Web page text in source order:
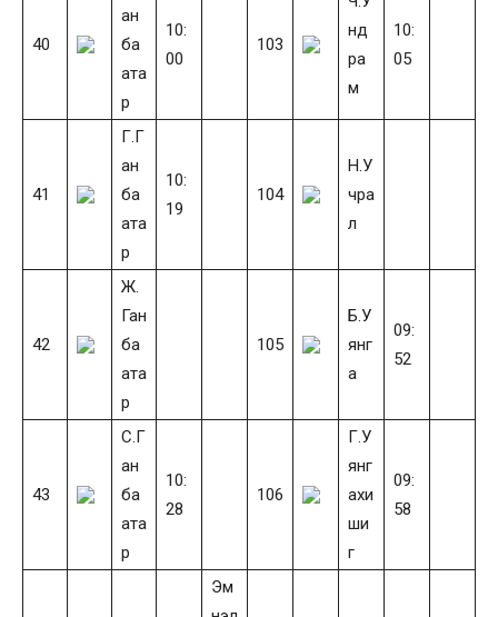
40
ан
ба
ата
р
10:
00
103
нд
ра
м
10:
05
41
Г.Г
ан
ба
ата
р
10:
19
104
Н.У
чра
л
42
Ж.
Ган
ба
ата
р
105
Б.У
янг
а
09:
52
43
С.Г
ан
ба
ата
р
10:
28
106
Г.У
янг
ахи
ши
г
09:
58
Эм